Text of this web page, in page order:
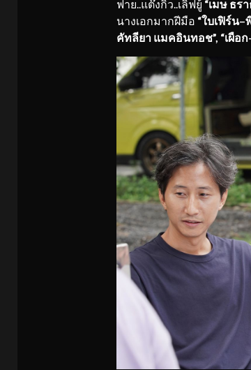
ฟาย..แต๊งกิ้ว..เลิฟยู้ “เมษ ธรา
นางเอกมากฝีมือ “ใบเฟิร์น–
คัทลียา แมคอินทอช”, “เผือก